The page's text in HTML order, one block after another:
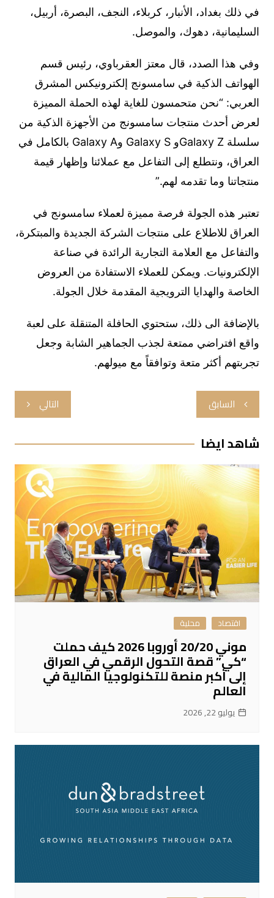
في ذلك بغداد، الأنبار، كربلاء، النجف، البصرة، أربيل،
السليمانية، دهوك، والموصل.
وفي هذا الصدد، قال معتز العقرباوي، رئيس قسم
الهواتف الذكية في سامسونج إلكترونيكس المشرق
العربي: “نحن متحمسون للغاية لهذه الحملة المميزة
لعرض أحدث منتجات سامسونج من الأجهزة الذكية من
سلسلة Galaxy Zو Galaxy S وGalaxy A بالكامل في
العراق، ونتطلع إلى التفاعل مع عملائنا وإظهار قيمة
منتجاتنا وما تقدمه لهم.”
تعتبر هذه الجولة فرصة مميزة لعملاء سامسونج في
العراق للاطلاع على منتجات الشركة الجديدة والمبتكرة،
والتفاعل مع العلامة التجارية الرائدة في صناعة
الإلكترونيات. ويمكن للعملاء الاستفادة من العروض
الخاصة والهدايا الترويجية المقدمة خلال الجولة.
بالإضافة الى ذلك، ستحتوي الحافلة المتنقلة على لعبة
واقع افتراضي ممتعة لجذب الجماهير الشابة وجعل
تجربتهم أكثر متعة وتوافقاً مع ميولهم.
تصفّح
المقالات
السابق التالي
شاهد ايضا
اقتصاد محلية
موني 20/20 أوروبا 2026 كيف حملت
“كي” قصة التحول الرقمي في العراق
إلى أكبر منصة للتكنولوجيا المالية في
العالم
يوليو 22, 2026